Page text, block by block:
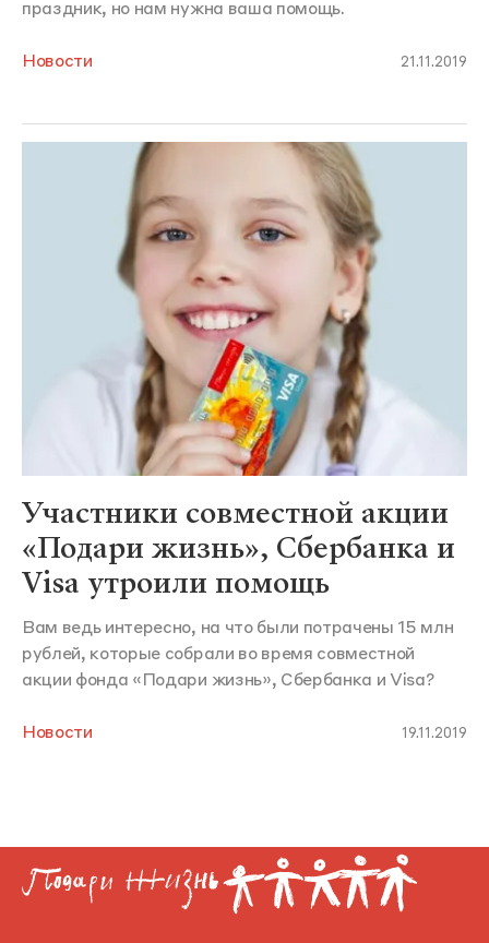
праздник, но нам нужна ваша помощь.
Новости 21.11.2019
Участники совместной акции
«Подари жизнь», Сбербанка и
Visa утроили помощь
Вам ведь интересно, на что были потрачены 15 млн
рублей, которые собрали во время совместной
акции фонда «Подари жизнь», Сбербанка и Visa?
Новости 19.11.2019